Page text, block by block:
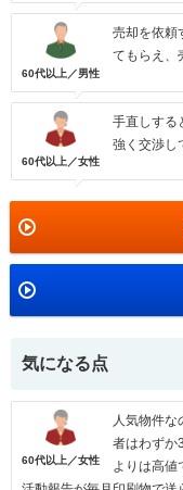
60代以上／男性
売却を依頼
てもらえ、
60代以上／女性
手直しする
強く交渉し
気になる点
60代以上／女性
人気物件な
者はわずか
よりは高値